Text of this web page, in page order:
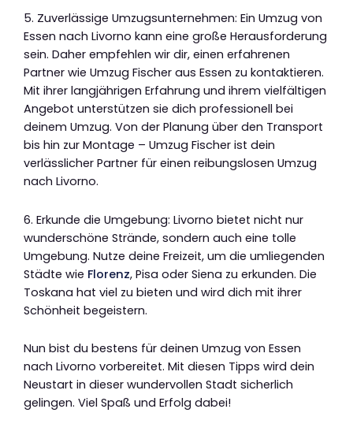
5. Zuverlässige Umzugsunternehmen: Ein Umzug von
Essen nach Livorno kann eine große Herausforderung
sein. Daher empfehlen wir dir, einen erfahrenen
Partner wie Umzug Fischer aus Essen zu kontaktieren.
Mit ihrer langjährigen Erfahrung und ihrem vielfältigen
Angebot unterstützen sie dich professionell bei
deinem Umzug. Von der Planung über den Transport
bis hin zur Montage – Umzug Fischer ist dein
verlässlicher Partner für einen reibungslosen Umzug
nach Livorno.
6. Erkunde die Umgebung: Livorno bietet nicht nur
wunderschöne Strände, sondern auch eine tolle
Umgebung. Nutze deine Freizeit, um die umliegenden
Städte wie Florenz, Pisa oder Siena zu erkunden. Die
Toskana hat viel zu bieten und wird dich mit ihrer
Schönheit begeistern.
Nun bist du bestens für deinen Umzug von Essen
nach Livorno vorbereitet. Mit diesen Tipps wird dein
Neustart in dieser wundervollen Stadt sicherlich
gelingen. Viel Spaß und Erfolg dabei!